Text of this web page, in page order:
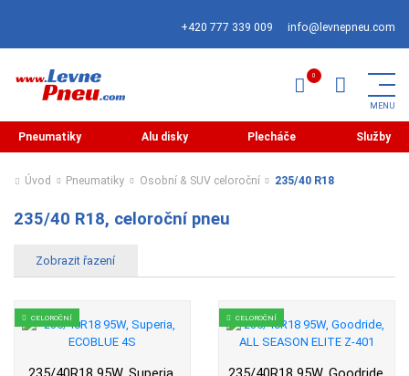
+420 777 339 009 info@levnepneu.com
Pneumatiky Alu disky Plecháče Služby
Úvod Pneumatiky Osobní & SUV celoroční 235/40 R18
235/40 R18, celoroční pneu
CELOROČNÍ CELOROČNÍ